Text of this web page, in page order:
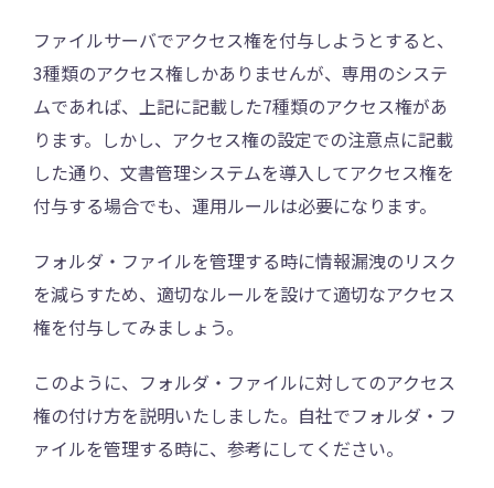
ファイルサーバでアクセス権を付与しようとすると、
3種類のアクセス権しかありませんが、専用のシステ
ムであれば、上記に記載した7種類のアクセス権があ
ります。しかし、アクセス権の設定での注意点に記載
した通り、文書管理システムを導入してアクセス権を
付与する場合でも、運用ルールは必要になります。
フォルダ・ファイルを管理する時に情報漏洩のリスク
を減らすため、適切なルールを設けて適切なアクセス
権を付与してみましょう。
このように、フォルダ・ファイルに対してのアクセス
権の付け方を説明いたしました。自社でフォルダ・フ
ァイルを管理する時に、参考にしてください。